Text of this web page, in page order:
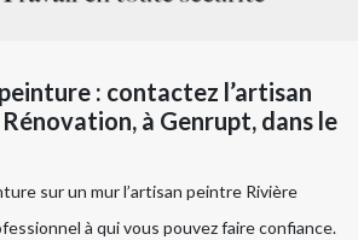
: contactez l’artisan
à Genrupt, dans le
sur un mur l’artisan peintre Rivière
à qui vous pouvez faire confiance.